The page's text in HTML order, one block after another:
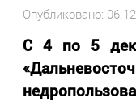
Опубликовано:
С 4 по 5